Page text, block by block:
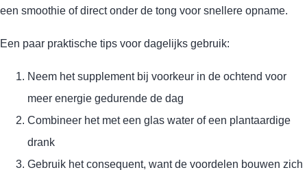
een smoothie of direct onder de tong voor snellere opname.
Een paar praktische tips voor dagelijks gebruik:
Neem het supplement bij voorkeur in de ochtend voor
meer energie gedurende de dag
Combineer het met een glas water of een plantaardige
drank
Gebruik het consequent, want de voordelen bouwen zich